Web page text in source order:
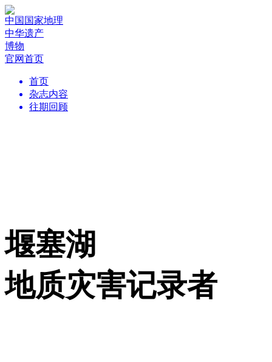
中国国家地理
中华遗产
博物
官网首页
首页
杂志内容
往期回顾
堰塞湖
地质灾害记录者